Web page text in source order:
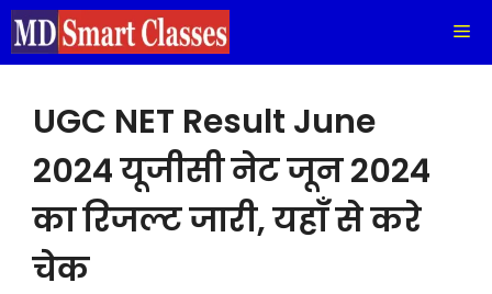
Skip
to
UGC NET Result June
2024 यूजीसी नेट जून 2024
का रिजल्ट जारी, यहाँ से करे
चेक